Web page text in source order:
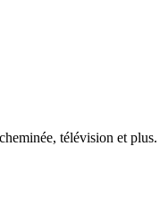
télévision et plus.